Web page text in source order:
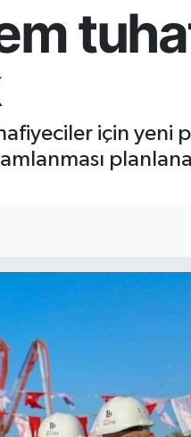
için yeni